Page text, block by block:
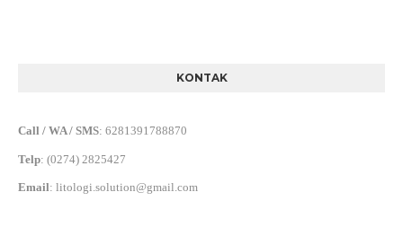
KONTAK
Call / WA / SMS: 6281391788870
Telp: (0274) 2825427
Email: litologi.solution@gmail.com